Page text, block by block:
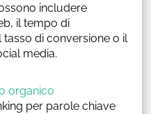
includere
il tempo di
di conversione o il
media.
organico
per parole chiave